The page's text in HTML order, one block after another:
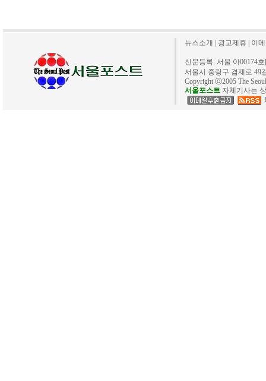
뉴스소개 광고제휴 이
신문등록: 서울 아00174
서울시 중랑구 겸재로 49
Copyright ⓒ2005 The
서울포스트 자체기사는